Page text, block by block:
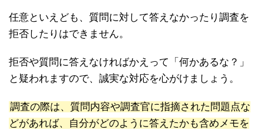
任意といえども、質問に対して答えなかったり調査を
拒否したりはできません。
拒否や質問に答えなければかえって「何かあるな？」
と疑われますので、誠実な対応を心がけましょう。
調査の際は、質問内容や調査官に指摘された問題点な
どがあれば、自分がどのように答えたかも含めメモを